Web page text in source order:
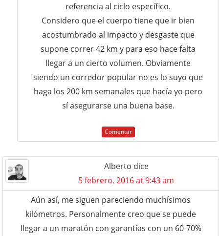
referencia al ciclo específico.
Considero que el cuerpo tiene que ir bien
acostumbrado al impacto y desgaste que
supone correr 42 km y para eso hace falta
llegar a un cierto volumen. Obviamente
siendo un corredor popular no es lo suyo que
haga los 200 km semanales que hacía yo pero
sí asegurarse una buena base.
Comentar
Alberto dice
5 febrero, 2016 at 9:43 am
Aún así, me siguen pareciendo muchísimos
kilómetros. Personalmente creo que se puede
llegar a un maratón con garantías con un 60-70%